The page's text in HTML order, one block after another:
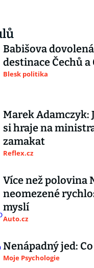
Babišova
destinace Čechů
Blesk politika
Marek Adamczyk:
si hraje na
zamakat
Reflex.cz
Více než polovina
neomezené
myslí
Auto.cz
Nenápadný jed:
Moje Psychologie